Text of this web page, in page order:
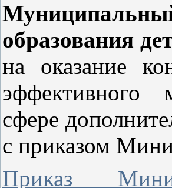
образования
на оказание
эффективного
сфере
с приказом
Приказ